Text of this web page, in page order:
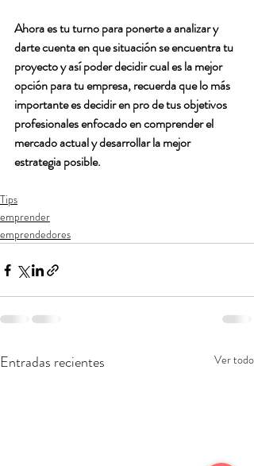
Ahora es tu turno para ponerte a analizar y
darte cuenta en que situación se encuentra tu
proyecto y así poder decidir cual es la mejor
opción para tu empresa, recuerda que lo más
importante es decidir en pro de tus objetivos
profesionales enfocado en comprender el
mercado actual y desarrollar la mejor
estrategia posible.
Tips
emprender
emprendedores
Entradas recientes Ver todo